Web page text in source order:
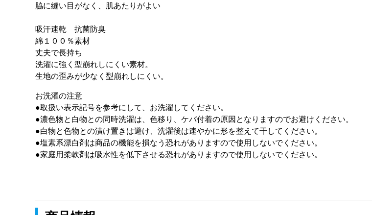
脇に縫い目がなく、肌あたりがよい
吸汗速乾 抗菌防臭
綿１００％素材
丈夫で長持ち
洗濯に強く型崩れしにくい素材。
生地の歪みが少なく型崩れしにくい。
お洗濯の注意
●取扱い表示記号を参考にして、お洗濯してください。
●濃色物と白物との同時洗濯は、色移り、ケバ付着の原因となりますのでお避けください。
●白物と色物との漬け置きは避け、洗濯後は速やかに形を整えて干してください。
●塩素系漂白剤は商品の機能を損なう恐れがありますので使用しないでください。
●家庭用柔軟剤は吸水性を低下させる恐れがありますので使用しないでください。